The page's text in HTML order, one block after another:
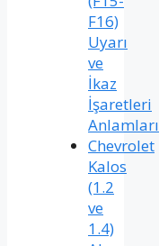
F16)
Uyarı
ve
İkaz
İşaretleri
Anlamları
Chevrolet
Kalos
(1.2
ve
1.4)